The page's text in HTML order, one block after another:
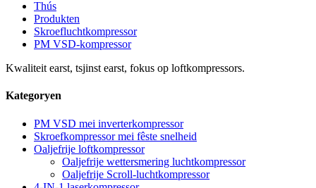
Thús
Produkten
Skroefluchtkompressor
PM VSD-kompressor
Kwaliteit earst, tsjinst earst, fokus op loftkompressors.
Kategoryen
PM VSD mei inverterkompressor
Skroefkompressor mei fêste snelheid
Oaljefrije loftkompressor
Oaljefrije wettersmering luchtkompressor
Oaljefrije Scroll-luchtkompressor